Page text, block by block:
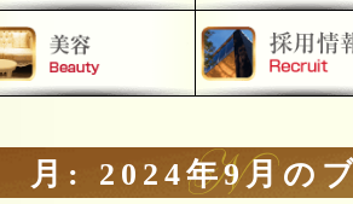
月: 2024年9月の